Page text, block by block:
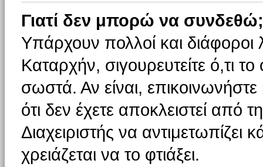
Γιατί δεν μπορώ να συνδεθώ;
Υπάρχουν πολλοί και
Καταρχήν, σιγουρευτείτε ό,τι
σωστά. Αν είναι, επικοινωνήστε
ότι δεν έχετε αποκλειστεί από
Διαχειριστής να αντιμετωπίζει
χρειάζεται να το φτιάξει.